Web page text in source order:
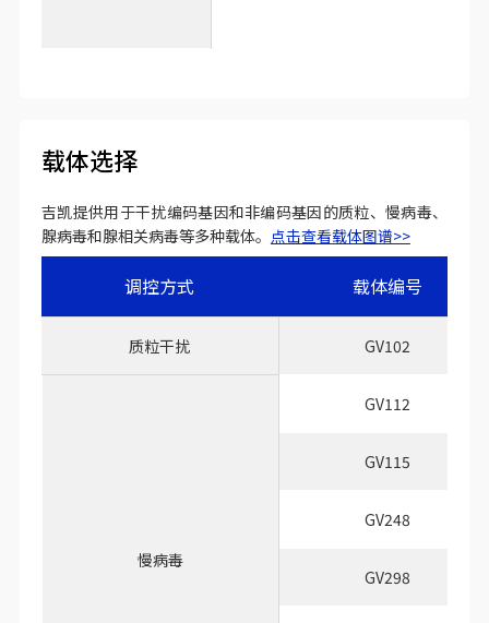
载体选择
吉凯提供用于干扰编码基因和非编码基因的质粒、慢病毒、
腺病毒和腺相关病毒等多种载体。 点击查看载体图谱>>
调控方式 载体编号
质粒干扰 GV102
慢病毒
GV112
GV115
GV248
GV298